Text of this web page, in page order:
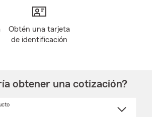
Obtén una tarjeta
de identificación
obtener una cotización?